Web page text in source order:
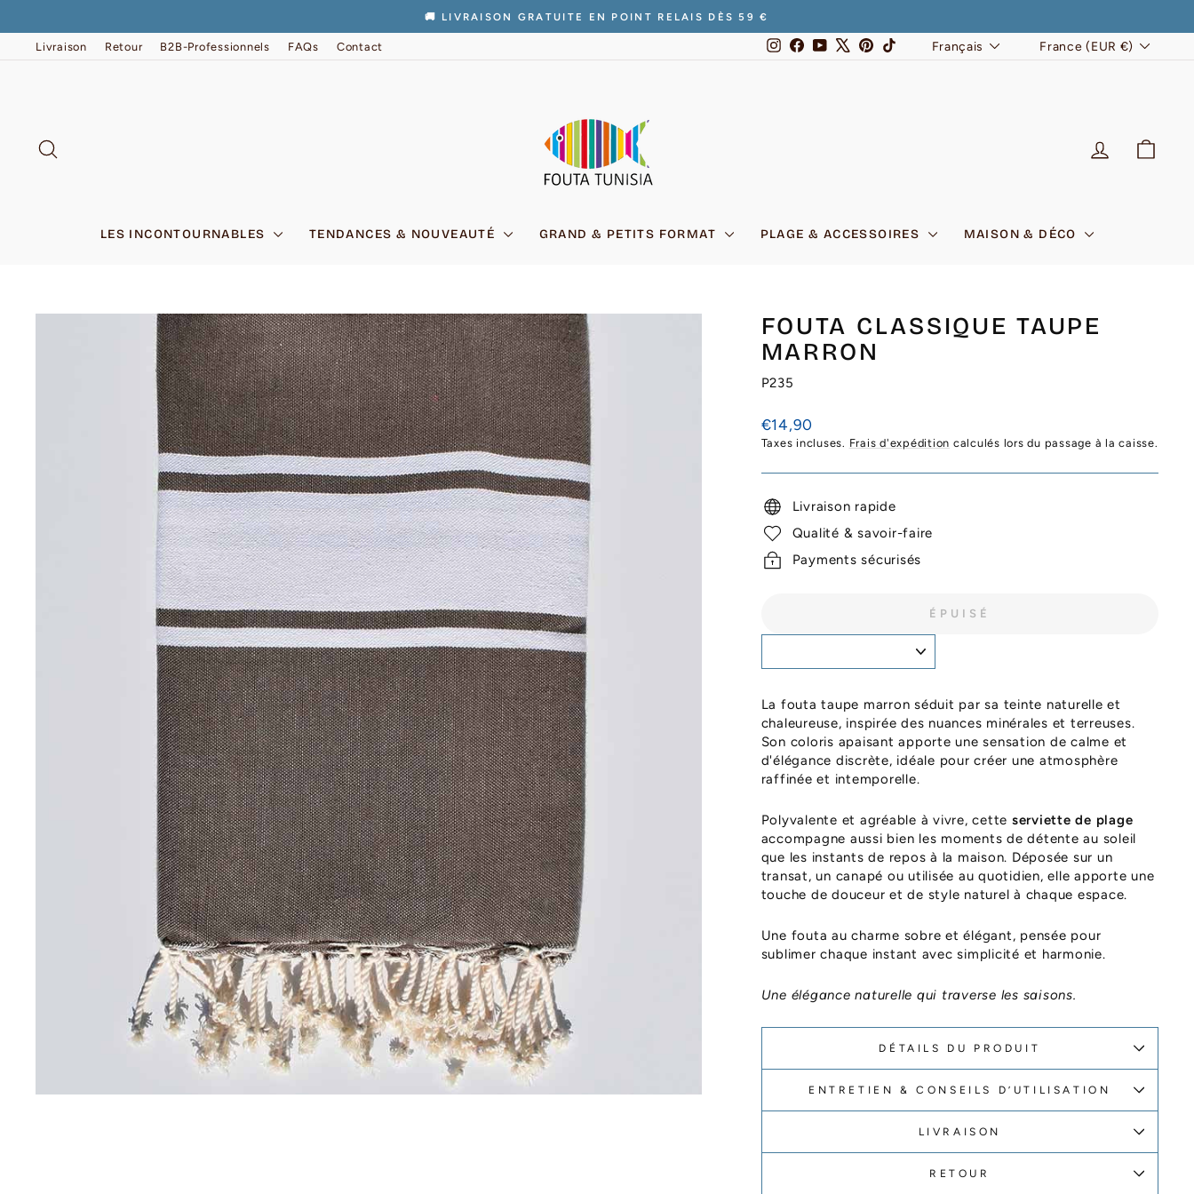
contenu
Diaporama
🚚 LIVRAISON GRATUITE EN POINT RELAIS DÈS 59 €
Livraison Retour B2B-Professionnels FAQs Contact Instagram
FacebookYouTubePinterest
TikTok LANGUE
Français DEVISE
France (EUR €)
SE
LES INCONTOURNABLES TENDANCES & NOUVEAUTÉ GRAND & PETITS FORMAT PLAGE & ACCESSOIRES MAISON & DÉCO
FOUTA CLASSIQUE TAUPE
MARRON
P235
Prix
régulier
€14,90
Taxes incluses. Frais d'expédition calculés lors du passage à la caisse.
Livraison rapide
Qualité & savoir-faire
Payments sécurisés
ÉPUISÉ
La fouta taupe marron séduit par sa teinte naturelle et
chaleureuse, inspirée des nuances minérales et terreuses.
Son coloris apaisant apporte une sensation de calme et
d'élégance discrète, idéale pour créer une atmosphère
raffinée et intemporelle.
Polyvalente et agréable à vivre, cette serviette de plage
accompagne aussi bien les moments de détente au soleil
que les instants de repos à la maison. Déposée sur un
transat, un canapé ou utilisée au quotidien, elle apporte une
touche de douceur et de style naturel à chaque espace.
Une fouta au charme sobre et élégant, pensée pour
sublimer chaque instant avec simplicité et harmonie.
Une élégance naturelle qui traverse les saisons.
DÉTAILS DU PRODUIT
ENTRETIEN & CONSEILS D’UTILISATION
LIVRAISON
RETOUR